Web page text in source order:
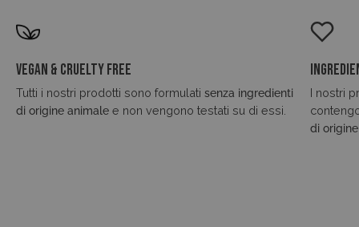
Vegan & Cruelty Free
Tutti i nostri prodotti sono formulati senza ingredienti
di origine animale e non vengono testati su di essi.
I nostri
di